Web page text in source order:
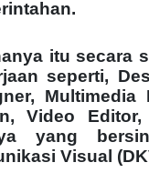
itu secara
seperti,
Video
yang
Visual